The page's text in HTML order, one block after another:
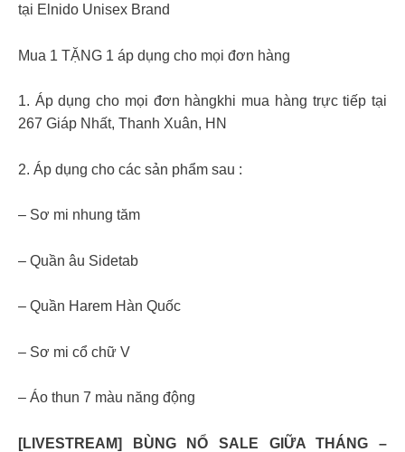
tại Elnido Unisex Brand
Mua 1 TẶNG 1 áp dụng cho mọi đơn hàng
1. Áp dụng cho mọi đơn hàngkhi mua hàng trực tiếp tại
267 Giáp Nhất, Thanh Xuân, HN
2. Áp dụng cho các sản phẩm sau :
– Sơ mi nhung tăm
– Quần âu Sidetab
– Quần Harem Hàn Quốc
– Sơ mi cổ chữ V
– Áo thun 7 màu năng động
[LIVESTREAM] BÙNG NỔ SALE GIỮA THÁNG –